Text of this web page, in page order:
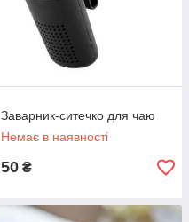
Заварник-ситечко для чаю
Немає в наявності
50 ₴